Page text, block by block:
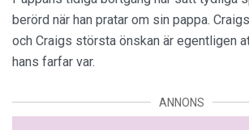
berörd när han pratar om sin pappa.
och Craigs största önskan är egentligen
hans farfar var.
ANNONS